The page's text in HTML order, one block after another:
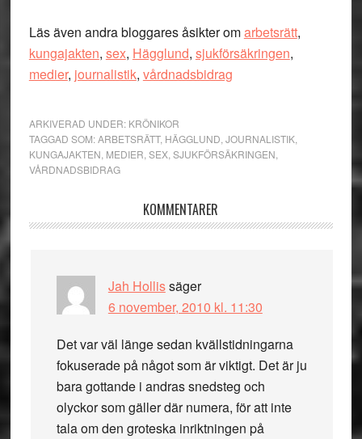
Läs även andra bloggares åsikter omarbetsrätt,
kungajakten, sex, Hägglund, sjukförsäkringen,
medier, journalistik, vårdnadsbidrag
ARKIVERAD UNDER: KRÖNIKOR
TAGGAD SOM:ARBETSRÄTT, HÄGGLUND JOURNALISTIK,
KUNGAJAKTEN MEDIER SEX, SJUKFÖRSÄKRINGEN
VÅRDNADSBIDRAG
Läsarkommentarer
KOMMENTARER
Jah Hollissäger
6 november, 2010 kl. 11:30
Det var väl länge sedan kvällstidningarna
fokuserade på något som är viktigt. Det är ju
bara gottande i andras snedsteg och
olyckor som gäller där numera, för att inte
tala om den groteska inriktningen på